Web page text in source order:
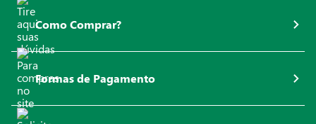
Como Comprar?
Formas de Pagamento